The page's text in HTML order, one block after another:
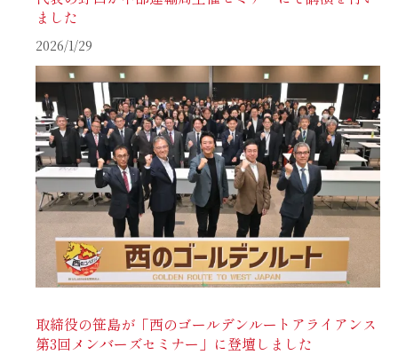
ました
2026/1/29
取締役の笹島が「西のゴールデンルートアライアンス
第3回メンバーズセミナー」に登壇しました